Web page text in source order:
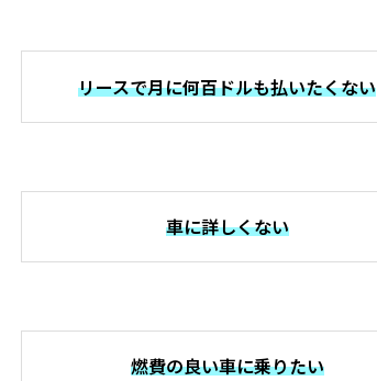
リースで月に何百ドルも払いたくない
車に詳しくない
燃費の良い車に乗りたい